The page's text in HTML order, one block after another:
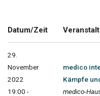
Datum/Zeit
29.
November
2022
19:00 -
medico
Kämpfe
medico-